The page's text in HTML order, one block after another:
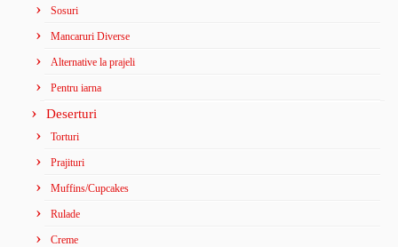
Sosuri
Mancaruri Diverse
Alternative la prajeli
Pentru iarna
Deserturi
Torturi
Prajituri
Muffins/Cupcakes
Rulade
Creme